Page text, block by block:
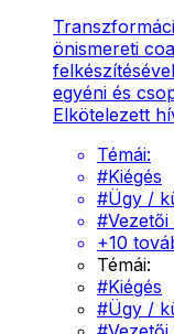
önismereti
egyéni és
Elkötelezett
Témái:
#Kiégés
#Ügy /
#
+10
Témái:
#Kiégés
#Ügy /